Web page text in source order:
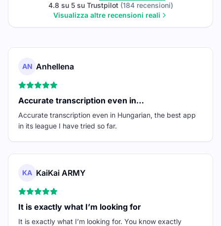
4.8 su 5 su Trustpilot(184 recensioni)
Visualizza altre recensioni reali
AN Anhellena
Accurate transcription even in…
Accurate transcription even in Hungarian, the best app
in its league I have tried so far.
KA KaiKai ARMY
It is exactly what I’m looking for
It is exactly what I’m looking for. You know exactly